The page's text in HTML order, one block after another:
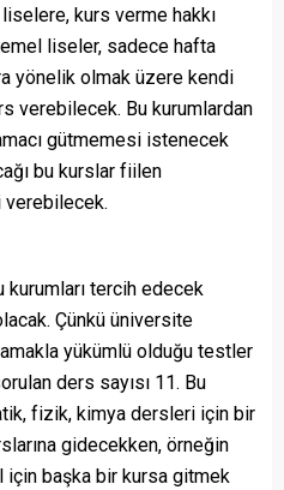
kurs verme hakkı
liseler, sadece hafta
yönelik olmak üzere kendi
verebilecek. Bu kurumlardan
gütmemesi istenecek
bu kurslar fiilen
verebilecek.
kurumları tercih edecek
Çünkü üniversite
yükümlü olduğu testler
ders sayısı 11. Bu
fizik, kimya dersleri için bir
gidecekken, örneğin
için başka bir kursa gitmek